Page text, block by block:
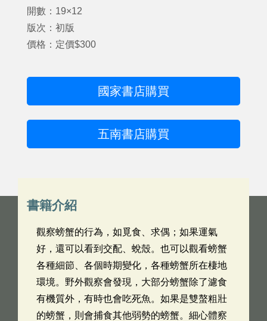
開數：19×12
版次：初版
價格：定價$300
國家書店購買
五南書店購買
書籍介紹
觀察螃蟹的行為，如覓食、求偶；如果運氣
好，還可以看到交配、蛻殼。也可以觀看螃蟹
各種細節、各個時期變化，各種螃蟹所在棲地
環境。野外觀察會發現，大部分螃蟹除了濾食
有機質外，有時也會吃死魚。如果是雙螯粗壯
的螃蟹，則會捕食其他弱勢的螃蟹。細心體察